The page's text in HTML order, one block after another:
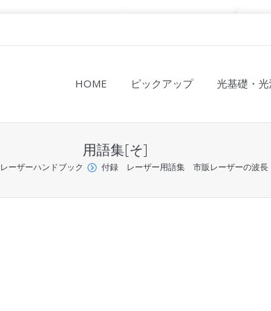
HOME ピックアップ 光基礎・
用語集[そ]
レーザーハンドブック 付録 レーザー用語集 市販レーザーの波長